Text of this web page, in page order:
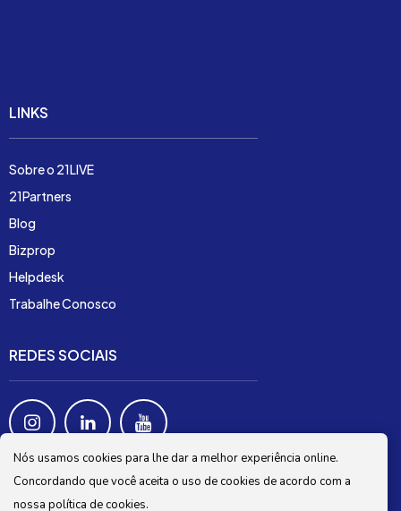
LINKS
Sobre o 21LIVE
21Partners
Blog
Bizprop
Helpdesk
Trabalhe Conosco
REDES SOCIAIS
Nós usamos cookies para lhe dar a melhor experiência online.
Concordando que você aceita o uso de cookies de acordo com a
nossa política de cookies.